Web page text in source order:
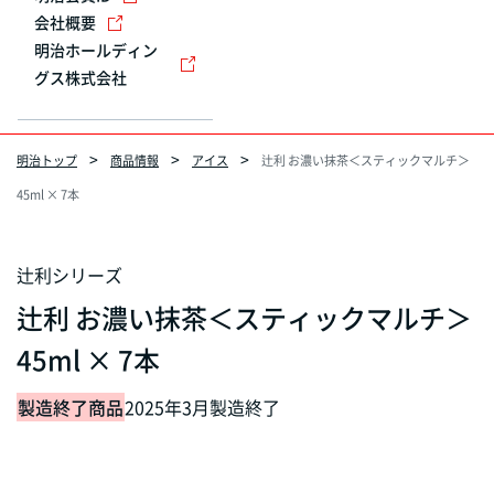
会社概要
明治ホールディン
グス株式会社
明治トップ 商品情報 アイス
辻󠄀利 お濃い抹茶＜スティックマルチ＞
45ml × 7本
辻󠄀利シリーズ
辻󠄀利 お濃い抹茶＜スティックマルチ＞
45ml × 7本
製造終了商品2025年3月製造終了